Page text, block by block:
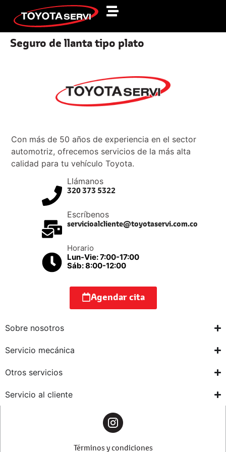
Seguro de llanta tipo plato
Con más de 50 años de experiencia en el sector
automotriz, ofrecemos servicios de la más alta
calidad para tu vehículo Toyota.
Llámanos
320 373 5322
Escríbenos
servicioalcliente@toyotaservi.com.co
Horario
Lun-Vie: 7:00-17:00
Sáb: 8:00-12:00
Agendar cita
Sobre nosotros
Servicio mecánica
Otros servicios
Servicio al cliente
Términos y condiciones